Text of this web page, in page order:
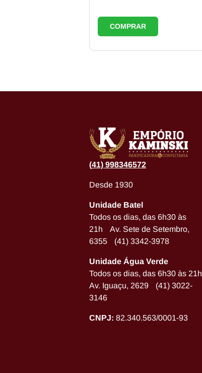
COMPRAR
(41) 998346572
Desde 1930
Unidade Batel
Todos os dias, das 6h30 às
21h Av. Sete de Setembro,
6355 (41) 3342-3978
Unidade Água Verde
Todos os dias, das 6h30 às 21h
Av. Iguaçu, 2629 (41) 3022-
3146
CNPJ: 82.340.563/0001-93